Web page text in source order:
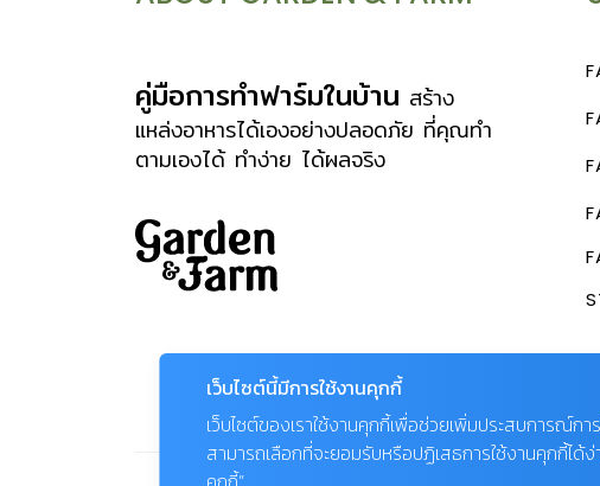
คู่มือการทำฟาร์มในบ้าน สร้าง
แหล่งอาหารได้เองอย่างปลอดภัย ที่คุณทำ
ตามเองได้ ทำง่าย ได้ผลจริง
เว็บไซต์นี้มีการใช้งานคุกกี้
เว็บไซต์ของเราใช้งานคุกกี้เพื่อช่วยเพิ่มประสบการณ์ก
สามารถเลือกที่จะยอมรับหรือปฏิเสธการใช้งานคุกกี้ได้